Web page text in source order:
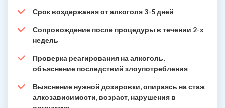
Срок воздержания от алкоголя 3-5 дней
Сопровождение после процедуры в течении 2-х
недель
Проверка реагирования на алкоголь,
объяснение последствий злоупотребления
Выяснение нужной дозировки, опираясь на стаж
алкозависимости, возраст, нарушения в